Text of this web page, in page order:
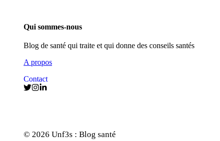
Qui sommes-nous
Blog de santé qui traite et qui donne des conseils santés
A propos
Contact
© 2026 Unf3s : Blog santé